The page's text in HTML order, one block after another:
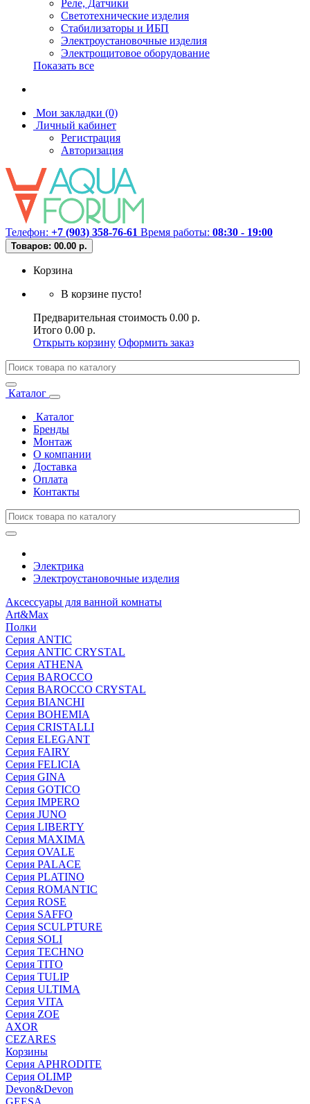
Реле, Датчики
Светотехнические изделия
Стабилизаторы и ИБП
Электроустановочные изделия
Электрощитовое оборудование
Показать все
Мои закладки (0)
Личный кабинет
Регистрация
Авторизация
Телефон: +7 (903) 358-76-61 Время работы: 08:30 - 19:00
Товаров: 00.00 р.
Корзина
В корзине пусто!
Предварительная стоимость 0.00 р.
Итого 0.00 р.
Открыть корзину Оформить заказ
Каталог
Каталог
Бренды
Монтаж
О компании
Доставка
Оплата
Контакты
Электрика
Электроустановочные изделия
Аксессуары для ванной комнаты
Art&Max
Полки
Серия ANTIC
Серия ANTIC CRYSTAL
Серия ATHENA
Серия BAROCCO
Серия BAROCCO CRYSTAL
Серия BIANCHI
Серия BOHEMIA
Серия CRISTALLI
Серия ELEGANT
Серия FAIRY
Серия FELICIA
Серия GINA
Серия GOTICO
Серия IMPERO
Серия JUNO
Серия LIBERTY
Серия MAXIMA
Серия OVALE
Серия PALACE
Серия PLATINO
Серия ROMANTIC
Серия ROSE
Серия SAFFO
Серия SCULPTURE
Серия SOLI
Серия TECHNO
Серия TITO
Серия TULIP
Серия ULTIMA
Серия VITA
Серия ZOE
AXOR
CEZARES
Корзины
Серия APHRODITE
Серия OLIMP
Devon&Devon
GEESA